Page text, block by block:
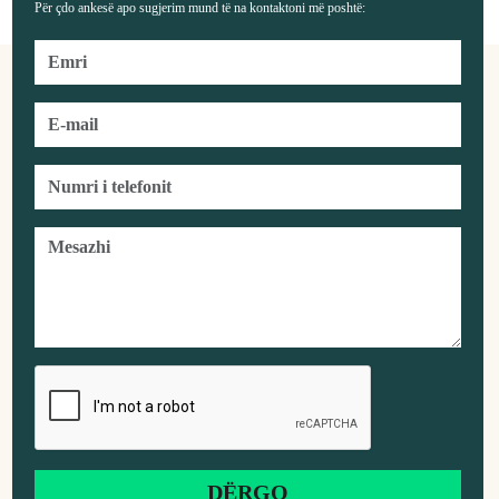
Për çdo ankesë apo sugjerim mund të na kontaktoni më poshtë: